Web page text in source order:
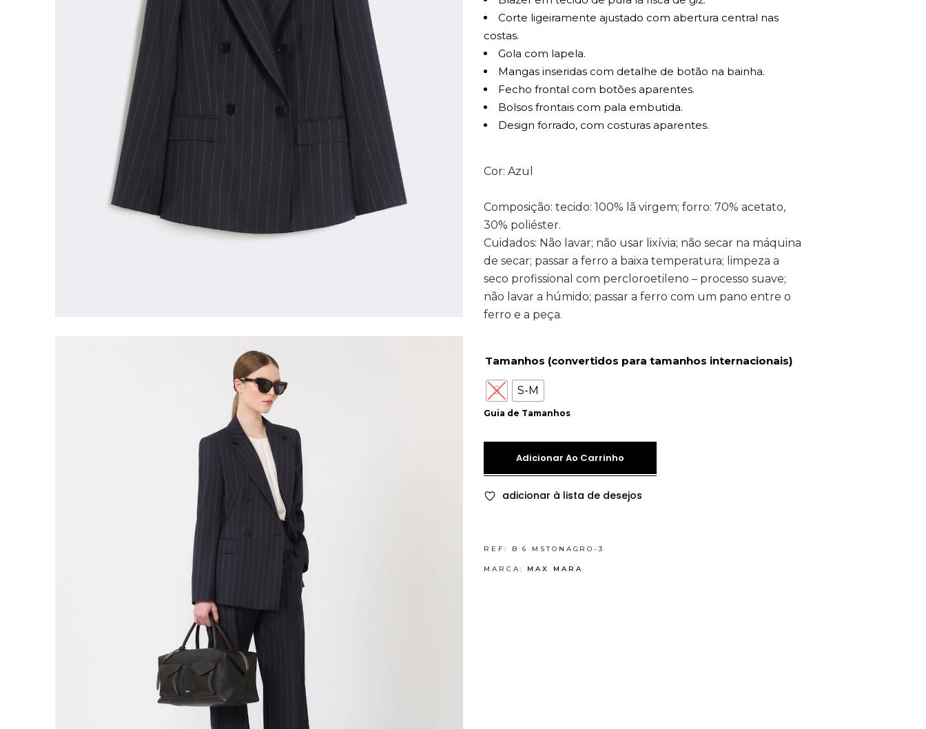
Corte ligeiramente ajustado com abertura central nas
costas.
Gola com lapela.
Mangas inseridas com detalhe de botão na bainha.
Fecho frontal com botões aparentes.
Bolsos frontais com pala embutida.
Design forrado, com costuras aparentes.
Cor: Azul
Composição: tecido: 100% lã virgem; forro: 70% acetato,
30% poliéster.
Cuidados: Não lavar; não usar lixívia; não secar na máquina
de secar; passar a ferro a baixa temperatura; limpeza a
seco profissional com percloroetileno – processo suave;
não lavar a húmido; passar a ferro com um pano entre o
ferro e a peça.
Guia de Tamanhos
Tamanhos (convertidos para tamanhos internacionais)
S S-M
Adicionar Ao Carrinho
adicionar à lista de desejos
REF: B 6 MSTONAGRO-3
MARCA: MAX MARA